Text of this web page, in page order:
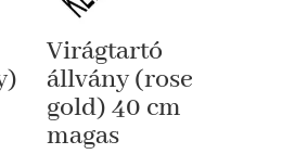
Virágtartó
állvány (rose
gold) 40 cm
magas